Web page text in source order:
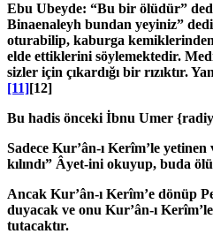
Ebu Ubeyde: “Bu bir ölüdür”
Binaenaleyh bundan yeyiniz”
oturabilip, kaburga
elde ettiklerini söylemektedir.
sizler için çıkardığı bir rızıktır.
[11][12]
Bu hadis önceki İbnu Umer
Sadece Kur’ân-ı Kerîm’le
kılındı” Âyet-ini okuyup, buda
Ancak Kur’ân-ı Kerîm’e dönüp
duyacak ve onu Kur’ân-ı
tutacaktır.